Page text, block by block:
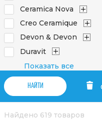
Ceramica Nova
Creo Ceramique
Devon & Devon
Duravit
Flaminia
Globo
Показать все
Найдено 619 товаров